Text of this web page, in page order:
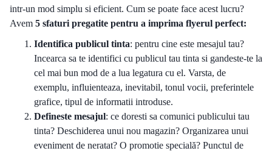
intr-un mod simplu si eficient. Cum se poate face acest lucru?
Avem 5 sfaturi pregatite pentru a imprima flyerul perfect:
Identifica publicul tinta: pentru cine este mesajul tau?
Incearca sa te identifici cu publicul tau tinta si gandeste-te la
cel mai bun mod de a lua legatura cu el. Varsta, de
exemplu, influienteaza, inevitabil, tonul vocii, preferintele
grafice, tipul de informatii introduse.
Defineste mesajul: ce doresti sa comunici publicului tau
tinta? Deschiderea unui nou magazin? Organizarea unui
eveniment de neratat? O promotie specială? Punctul de